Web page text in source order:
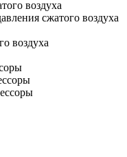
воздуха
сжатого воздуха
воздуха